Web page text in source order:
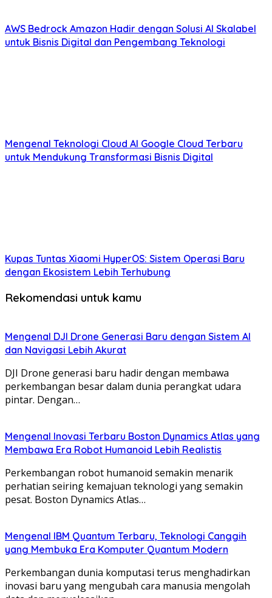
AWS Bedrock Amazon Hadir dengan Solusi AI Skalabel
untuk Bisnis Digital dan Pengembang Teknologi
Mengenal Teknologi Cloud AI Google Cloud Terbaru
untuk Mendukung Transformasi Bisnis Digital
Kupas Tuntas Xiaomi HyperOS: Sistem Operasi Baru
dengan Ekosistem Lebih Terhubung
Rekomendasi untuk kamu
Mengenal DJI Drone Generasi Baru dengan Sistem AI
dan Navigasi Lebih Akurat
DJI Drone generasi baru hadir dengan membawa
perkembangan besar dalam dunia perangkat udara
pintar. Dengan…
Mengenal Inovasi Terbaru Boston Dynamics Atlas yang
Membawa Era Robot Humanoid Lebih Realistis
Perkembangan robot humanoid semakin menarik
perhatian seiring kemajuan teknologi yang semakin
pesat. Boston Dynamics Atlas…
Mengenal IBM Quantum Terbaru, Teknologi Canggih
yang Membuka Era Komputer Quantum Modern
Perkembangan dunia komputasi terus menghadirkan
inovasi baru yang mengubah cara manusia mengolah